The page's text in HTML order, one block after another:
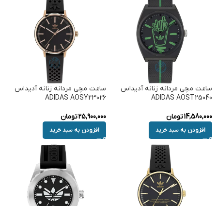
ساعت مچی مردانه زنانه آدیداس
ADIDAS AOST25040
14,580,000تومان
افزودن به سبد خرید
ساعت مچی مردانه زنانه آدیداس
ADIDAS AOSY23026
25,900,000تومان
افزودن به سبد خرید